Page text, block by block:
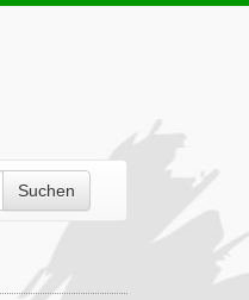
Suchen